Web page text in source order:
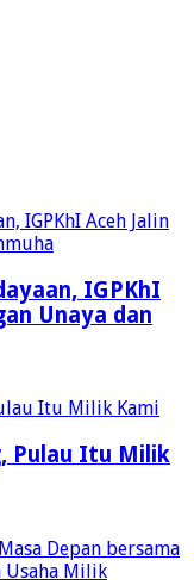
IGPKhI
Unaya dan
Pulau Itu Milik